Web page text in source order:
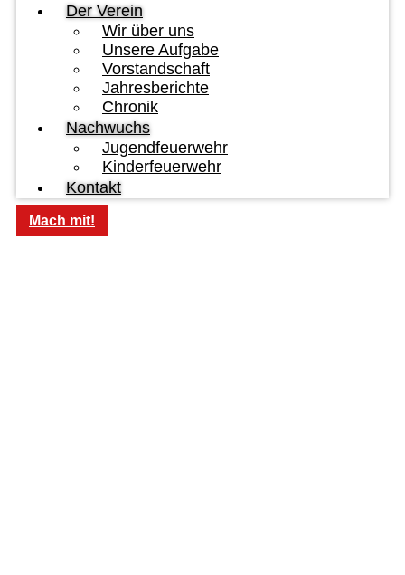
Der Verein
Wir über uns
Unsere Aufgabe
Vorstandschaft
Jahresberichte
Chronik
Nachwuchs
Jugendfeuerwehr
Kinderfeuerwehr
Kontakt
Mach mit!